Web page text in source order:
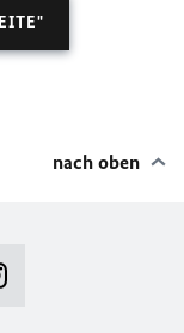
nach oben